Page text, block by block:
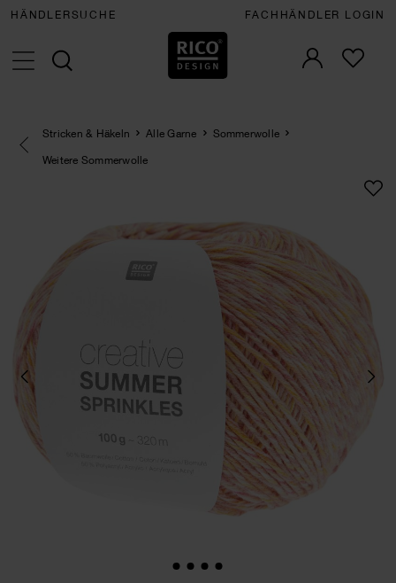
HÄNDLERSUCHE FACHHÄNDLER LOGIN
Eine Kategorie zurück navigieren
Stricken & Häkeln Alle Garne
Sommerwolle
Weitere Sommerwolle